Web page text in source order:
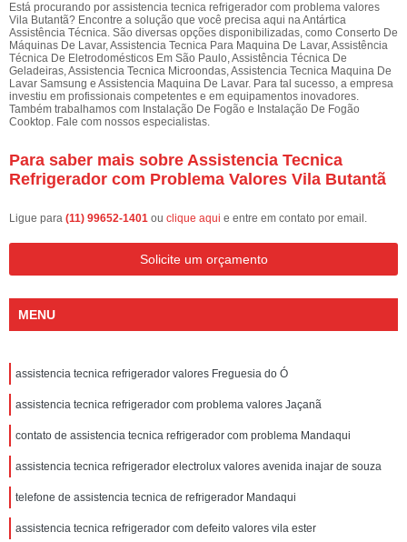
Está procurando por assistencia tecnica refrigerador com problema valores
Vila Butantã? Encontre a solução que você precisa aqui na Antártica
Assistência Técnica. São diversas opções disponibilizadas, como Conserto De
Máquinas De Lavar, Assistencia Tecnica Para Maquina De Lavar, Assistência
Técnica De Eletrodomésticos Em São Paulo, Assistência Técnica De
Geladeiras, Assistencia Tecnica Microondas, Assistencia Tecnica Maquina De
Lavar Samsung e Assistencia Maquina De Lavar. Para tal sucesso, a empresa
investiu em profissionais competentes e em equipamentos inovadores.
Também trabalhamos com Instalação De Fogão e Instalação De Fogão
Cooktop. Fale com nossos especialistas.
Para saber mais sobre Assistencia Tecnica
Refrigerador com Problema Valores Vila Butantã
Ligue para (11) 99652-1401 ou clique aqui e entre em contato por email.
Solicite um orçamento
MENU
assistencia tecnica refrigerador valores Freguesia do Ó
assistencia tecnica refrigerador com problema valores Jaçanã
contato de assistencia tecnica refrigerador com problema Mandaqui
assistencia tecnica refrigerador electrolux valores avenida inajar de souza
telefone de assistencia tecnica de refrigerador Mandaqui
assistencia tecnica refrigerador com defeito valores vila ester